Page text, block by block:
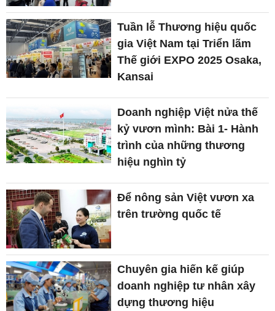
Tuần lễ Thương hiệu quốc
gia Việt Nam tại Triển lãm
Thế giới EXPO 2025 Osaka,
Kansai
Doanh nghiệp Việt nửa thế
kỷ vươn mình: Bài 1- Hành
trình của những thương
hiệu nghìn tỷ
Để nông sản Việt vươn xa
trên trường quốc tế
Chuyên gia hiến kế giúp
doanh nghiệp tư nhân xây
dựng thương hiệu